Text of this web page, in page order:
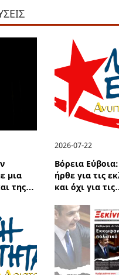
μια
της…
2026-07-22
Βόρεια
ήρθε για τις
και όχι για